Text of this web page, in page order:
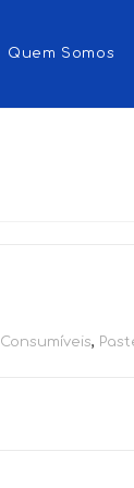
Quem Somos
Consumíveis,